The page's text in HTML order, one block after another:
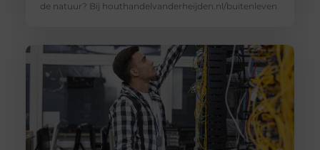
de natuur? Bij houthandelvanderheijden.nl/buitenleven